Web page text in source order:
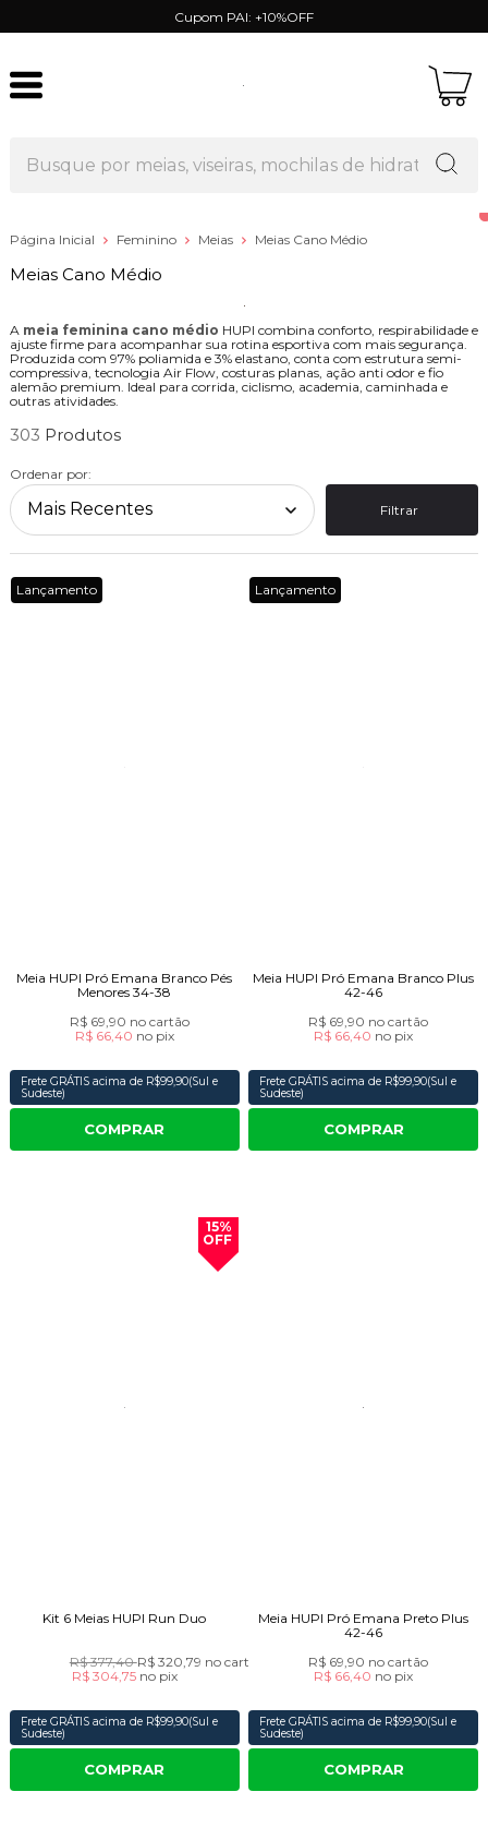
Cupom PAI: +10%OFF
Página Inicial Feminino Meias Meias Cano Médio
Meias Cano Médio
A meia feminina cano médio HUPI combina conforto, respirabilidade e
ajuste firme para acompanhar sua rotina esportiva com mais segurança.
Produzida com 97% poliamida e 3% elastano, conta com estrutura semi-
compressiva, tecnologia Air Flow, costuras planas, ação anti odor e fio
alemão premium. Ideal para corrida, ciclismo, academia, caminhada e
outras atividades.
303
Ordenar por:
Filtrar
Lançamento
Meia HUPI Pró Emana Branco Pés
Menores 34-38
R$ 69,90 no cartão
R$ 66,40 no pix
Frete GRÁTIS acima de R$99,90(Sul e
Sudeste)
COMPRAR
Lançamento
Meia HUPI Pró Emana Branco Plus
42-46
R$ 69,90 no cartão
R$ 66,40 no pix
Frete GRÁTIS acima de R$99,90(Sul e
Sudeste)
COMPRAR
15%
OFF
Kit 6 Meias HUPI Run Duo
R$ 377,40R$ 320,79 no cartão
R$ 304,75 no pix
Frete GRÁTIS acima de R$99,90(Sul e
Sudeste)
COMPRAR
Meia HUPI Pró Emana Preto Plus
42-46
R$ 69,90 no cartão
R$ 66,40 no pix
Frete GRÁTIS acima de R$99,90(Sul e
Sudeste)
COMPRAR